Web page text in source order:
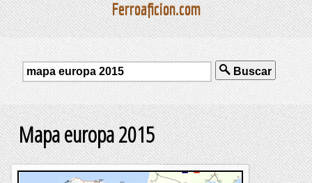
Ferroaficion.com
Buscar
Mapa europa 2015